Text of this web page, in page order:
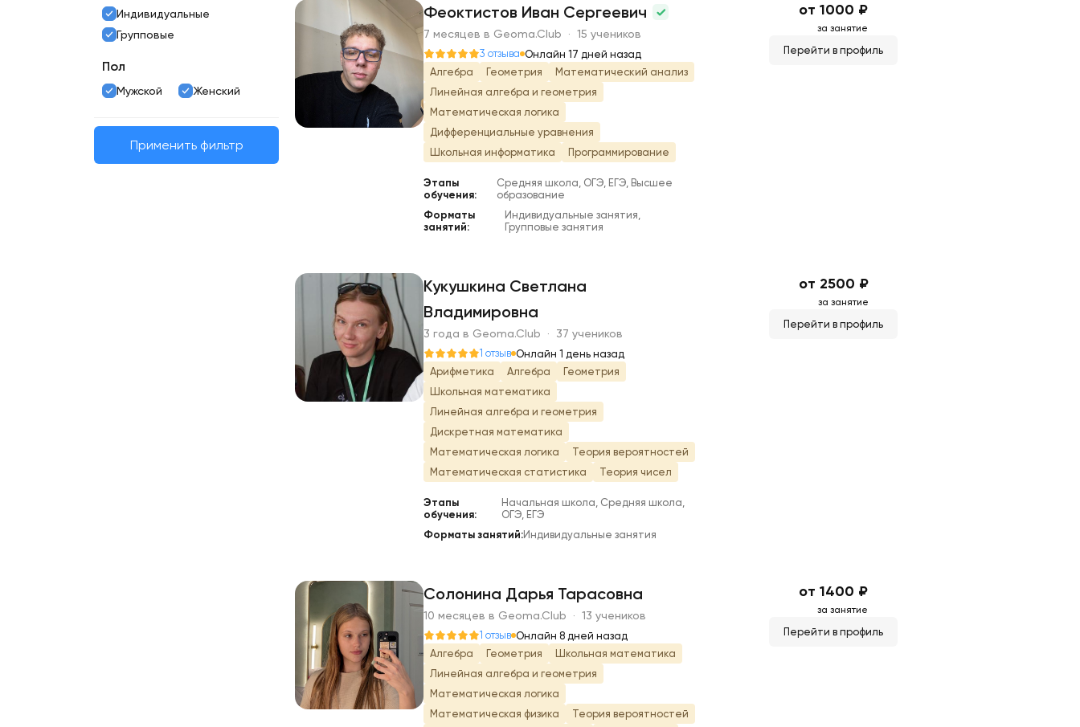
Индивидуальные
Групповые
Пол
Мужской Женский
Применить фильтр
Ф
Феоктистов Иван Сергеевич
7 месяцев в Geoma.Club · 15 учеников
3 отзыва Онлайн 17 дней назад
Алгебра
Геометрия
Математический анализ
Линейная алгебра и геометрия
Математическая логика
Дифференциальные уравнения
Школьная информатика
Программирование
Этапы
обучения:
Средняя школа, ОГЭ, ЕГЭ, Высшее
образование
Форматы
занятий:
Индивидуальные занятия,
Групповые занятия
от 1000 ₽
за занятие
Перейти в профиль
К
Кукушкина Светлана
Владимировна
3 года в Geoma.Club · 37 учеников
1 отзыв Онлайн 1 день назад
Арифметика
Алгебра
Геометрия
Школьная математика
Линейная алгебра и геометрия
Дискретная математика
Математическая логика
Теория вероятностей
Математическая статистика
Теория чисел
Этапы
обучения:
Начальная школа, Средняя школа,
ОГЭ, ЕГЭ
Форматы занятий:Индивидуальные занятия
от 2500 ₽
за занятие
Перейти в профиль
С
Солонина Дарья Тарасовна
10 месяцев в Geoma.Club · 13 учеников
1 отзыв Онлайн 8 дней назад
Алгебра
Геометрия
Школьная математика
Линейная алгебра и геометрия
Математическая логика
Математическая физика
Теория вероятностей
от 1400 ₽
за занятие
Перейти в профиль